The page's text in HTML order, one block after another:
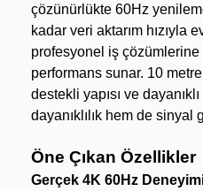
çözünürlükte 60Hz
kadar veri aktarım hızıyla
profesyonel iş
performans sunar. 10
destekli yapısı ve
dayanıklılık hem de sinyal
Öne Çıkan Özellikler
Gerçek 4K 60Hz